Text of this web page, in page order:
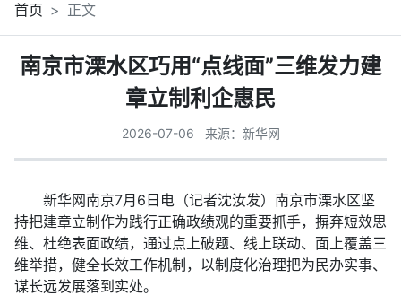
首页 正文
南京市溧水区巧用“点线面”三维发力建
章立制利企惠民
2026-07-06 来源：新华网
新华网南京7月6日电（记者沈汝发）南京市溧水区坚
持把建章立制作为践行正确政绩观的重要抓手，摒弃短效思
维、杜绝表面政绩，通过点上破题、线上联动、面上覆盖三
维举措，健全长效工作机制，以制度化治理把为民办实事、
谋长远发展落到实处。